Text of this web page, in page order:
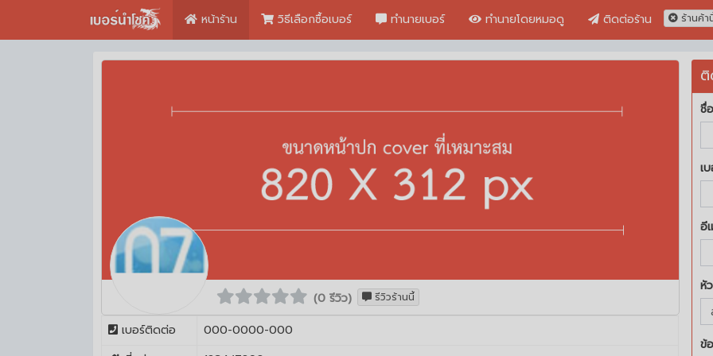
หน้าร้าน วิธีเลือกซื้อเบอร์ ทำนายเบอร์ ทำนายโดยหมอดู ติดต่อร้าน ร้านค้
(0 รีวิว) รีวิวร้านนี้
เบอร์ติดต่อ
000-0000-000
ชื่อ
เ
อี
หั
ข้